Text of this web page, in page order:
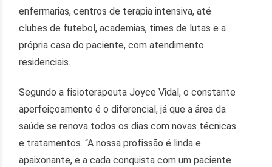
enfermarias, centros de terapia intensiva, até
clubes de futebol, academias, times de lutas e a
própria casa do paciente, com atendimento
residenciais.
Segundo a fisioterapeuta Joyce Vidal, o constante
aperfeiçoamento é o diferencial, já que a área da
saúde se renova todos os dias com novas técnicas
e tratamentos. “A nossa profissão é linda e
apaixonante, e a cada conquista com um paciente